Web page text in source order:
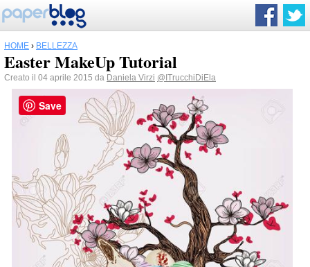
HOME › BELLEZZA
Easter MakeUp Tutorial
Creato il 04 aprile 2015 da Daniela Virzi @ITrucchiDiEla
Save